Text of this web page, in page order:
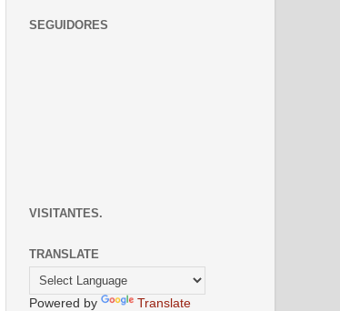
SEGUIDORES
VISITANTES.
TRANSLATE
Powered by Translate